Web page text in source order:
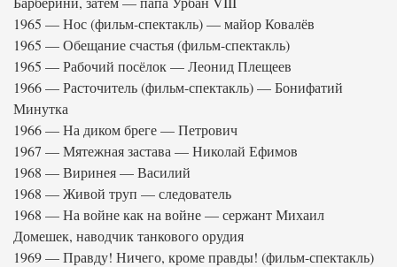
1965 — Нос (фильм-спектакль) — майор Ковалёв
1965 — Обещание счастья (фильм-спектакль)
1965 — Рабочий посёлок — Леонид Плещеев
1966 — Расточитель (фильм-спектакль) — Бонифатий
Минутка
1966 — На диком бреге — Петрович
1967 — Мятежная застава — Николай Ефимов
1968 — Виринея — Василий
1968 — Живой труп — следователь
1968 — На войне как на войне — сержант Михаил
Домешек, наводчик танкового орудия
1969 — Правду! Ничего, кроме правды! (фильм-спектакль)